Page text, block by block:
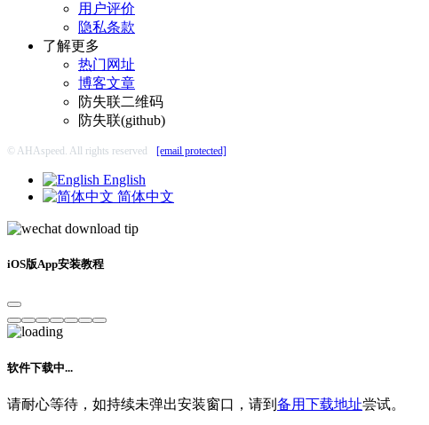
用户评价
隐私条款
了解更多
热门网址
博客文章
防失联二维码
防失联(github)
© AHAspeed. All rights reserved [email protected]
English
简体中文
iOS版App安装教程
软件下载中...
请耐心等待，如持续未弹出安装窗口，请到 备用下载地址尝试。